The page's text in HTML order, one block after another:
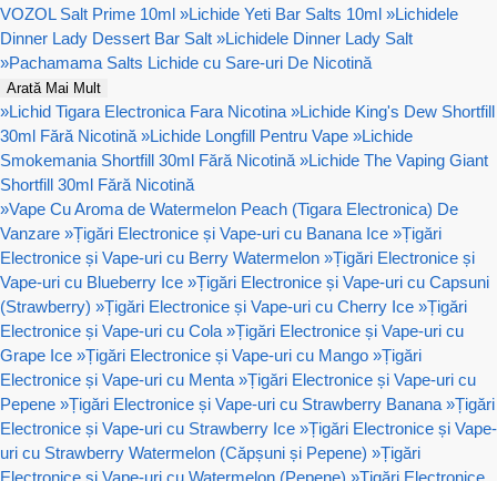
VOZOL Salt Prime 10ml »Lichide Yeti Bar Salts 10ml »Lichidele
Dinner Lady Dessert Bar Salt »Lichidele Dinner Lady Salt
»Pachamama Salts Lichide cu Sare-uri De Nicotină
Arată Mai Mult
»Lichid Tigara Electronica Fara Nicotina »Lichide King's Dew Shortfill
30ml Fără Nicotină »Lichide Longfill Pentru Vape »Lichide
Smokemania Shortfill 30ml Fără Nicotină »Lichide The Vaping Giant
Shortfill 30ml Fără Nicotină
»Vape Cu Aroma de Watermelon Peach (Tigara Electronica) De
Vanzare »Țigări Electronice și Vape-uri cu Banana Ice »Țigări
Electronice și Vape-uri cu Berry Watermelon »Țigări Electronice și
Vape-uri cu Blueberry Ice »Țigări Electronice și Vape-uri cu Capsuni
(Strawberry) »Țigări Electronice și Vape-uri cu Cherry Ice »Țigări
Electronice și Vape-uri cu Cola »Țigări Electronice și Vape-uri cu
Grape Ice »Țigări Electronice și Vape-uri cu Mango »Țigări
Electronice și Vape-uri cu Menta »Țigări Electronice și Vape-uri cu
Pepene »Țigări Electronice și Vape-uri cu Strawberry Banana »Țigări
Electronice și Vape-uri cu Strawberry Ice »Țigări Electronice și Vape-
uri cu Strawberry Watermelon (Căpșuni și Pepene) »Țigări
Electronice și Vape-uri cu Watermelon (Pepene) »Țigări Electronice